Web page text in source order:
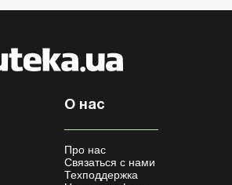
О нас
Про нас
Связаться с нами
Техподдержка